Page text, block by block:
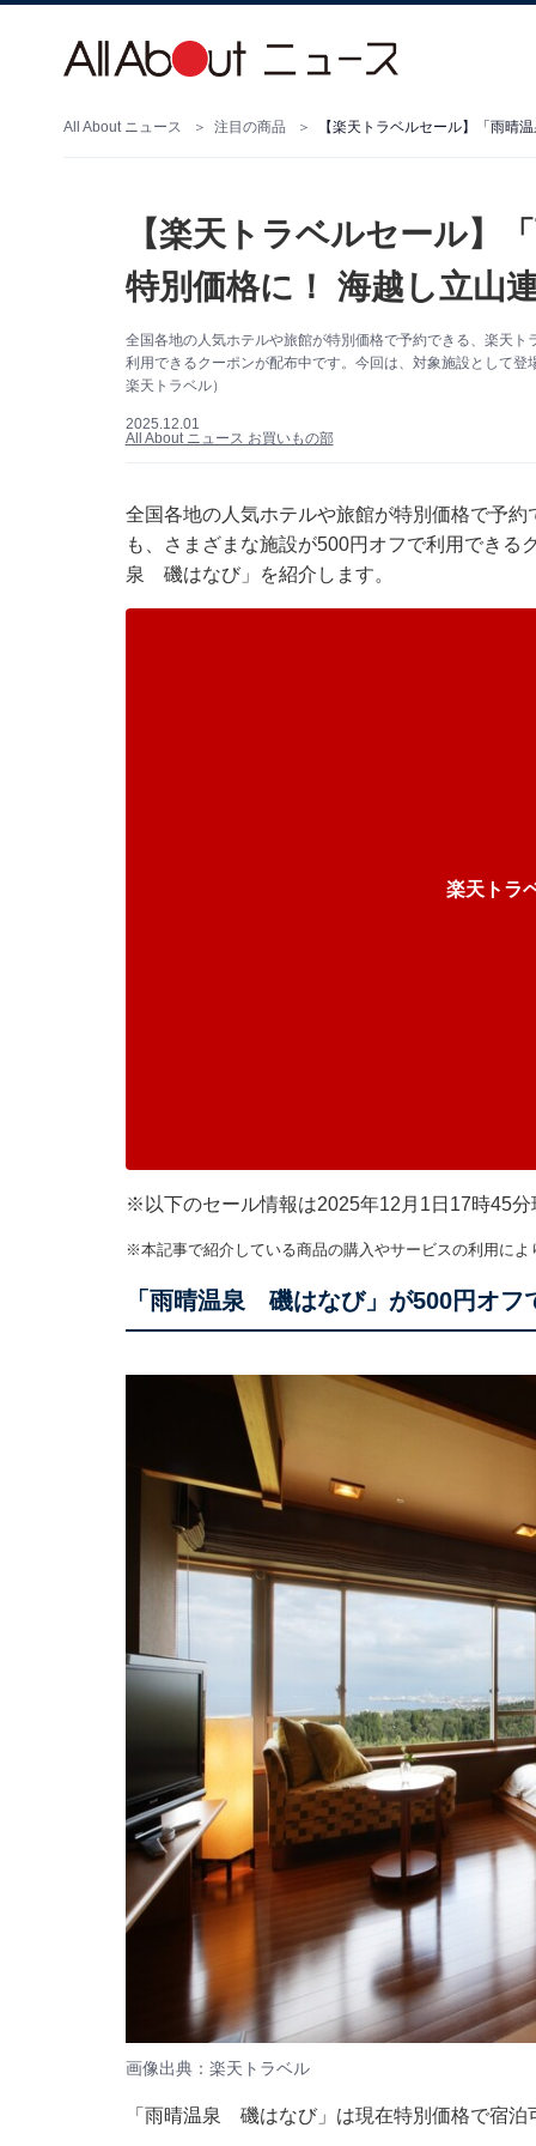
All About ニュース 注目の商品
【楽天トラベルセール】
特別価格に！ 海越し立山
全国各地の人気ホテルや旅館が特別価格で予約できる、楽天
利用できるクーポンが配布中です。今回は、対象施設として
楽天トラベル）
2025.12.01
All About ニュース お買いもの部
全国各地の人気ホテルや旅館が特別価格で予
も、さまざまな施設が500円オフで利用できる
泉 磯はなび」を紹介します。
楽天トラ
※以下のセール情報は2025年12月1日17時45
※本記事で紹介している商品の購入やサービスの利用に
「雨晴温泉 磯はなび」が500円オフ
画像出典：楽天トラベル
「雨晴温泉 磯はなび」は現在特別価格で宿泊